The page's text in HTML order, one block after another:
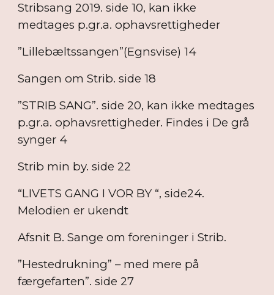
Stribsang 2019. side 10, kan ikke
medtages p.gr.a. ophavsrettigheder
”Lillebæltssangen”(Egnsvise) 14
Sangen om Strib. side 18
”STRIB SANG”. side 20, kan ikke medtages
p.gr.a. ophavsrettigheder. Findes i De grå
synger 4
Strib min by. side 22
“LIVETS GANG I VOR BY “, side24.
Melodien er ukendt
Afsnit B. Sange om foreninger i Strib.
”Hestedrukning” – med mere på
færgefarten”. side 27